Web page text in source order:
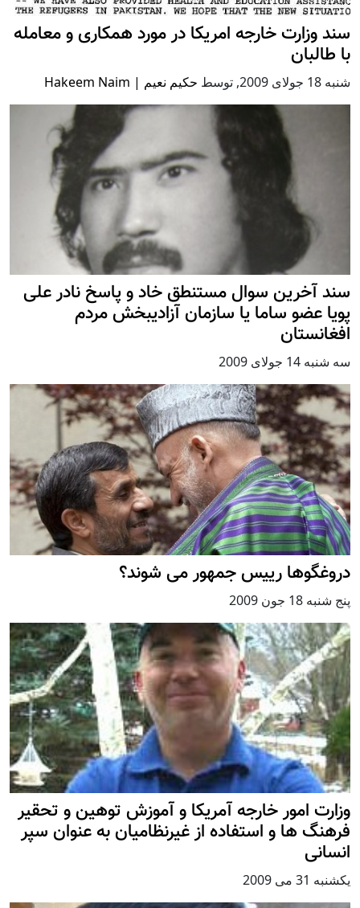
سند وزارت خارجه امریکا در مورد همکاری و معامله
با طالبان
شنبه 18 جولای 2009 , توسط حکيم نعيم | Hakeem Naim
سند آخرین سوال مستنطق خاد و پاسخ نادر علی
پویا عضو ساما یا سازمان آزادیبخش مردم
افغانستان
سه شنبه 14 جولای 2009
دروغگوها رییس جمهور می شوند؟
پنج شنبه 18 جون 2009
وزارت امور خارجه آمريکا و آموزش توهين و تحقیر
فرهنگ ها و استفاده از غيرنظامیان به عنوان سپر
انسانی
يكشنبه 31 می 2009